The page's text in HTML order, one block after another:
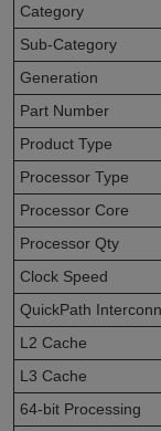
Category
Sub-Category
Generation
Part Number
Product Type
Processor Type
Processor Core
Processor Qty
Clock Speed
QuickPath
L2 Cache
L3 Cache
64-bit Processing